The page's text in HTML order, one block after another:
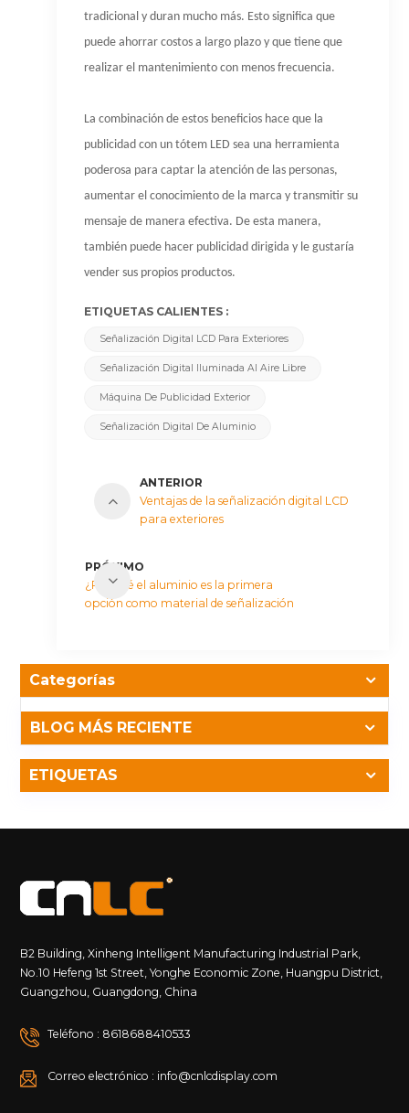
tradicional y duran mucho más. Esto significa que
puede ahorrar costos a largo plazo y que tiene que
realizar el mantenimiento con menos frecuencia.
La combinación de estos beneficios hace que la
publicidad con un tótem LED sea una herramienta
poderosa para captar la atención de las personas,
aumentar el conocimiento de la marca y transmitir su
mensaje de manera efectiva. De esta manera,
también puede hacer publicidad dirigida y le gustaría
vender sus propios productos.
ETIQUETAS CALIENTES :
Señalización Digital LCD Para Exteriores
Señalización Digital Iluminada Al Aire Libre
Máquina De Publicidad Exterior
Señalización Digital De Aluminio
ANTERIOR
Ventajas de la señalización digital LCD
para exteriores
PRÓXIMO
¿Por qué el aluminio es la primera
opción como material de señalización
Categorías
BLOG MÁS RECIENTE
ETIQUETAS
B2 Building, Xinheng Intelligent Manufacturing Industrial Park,
No.10 Hefeng 1st Street, Yonghe Economic Zone, Huangpu District,
Guangzhou, Guangdong, China
Teléfono : 8618688410533
Correo electrónico : info@cnlcdisplay.com